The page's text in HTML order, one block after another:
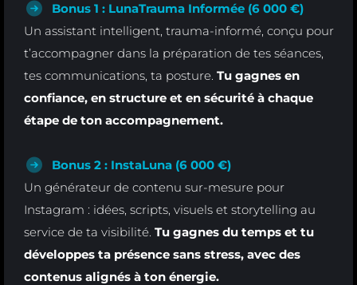
Bonus 1 : LunaTrauma Informée (6 000 €)
Un assistant intelligent, trauma-informé, conçu pour
t’accompagner dans la préparation de tes séances,
tes communications, ta posture. Tu gagnes en
confiance, en structure et en sécurité à chaque
étape de ton accompagnement.
Bonus 2 : InstaLuna (6 000 €)
Un générateur de contenu sur-mesure pour
Instagram : idées, scripts, visuels et storytelling au
service de ta visibilité. Tu gagnes du temps et tu
développes ta présence sans stress, avec des
contenus alignés à ton énergie.